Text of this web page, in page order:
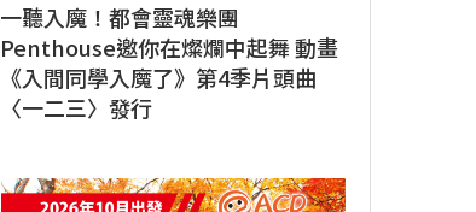
一聽入魔！都會靈魂樂團
Penthouse邀你在燦爛中起舞 動畫
《入間同學入魔了》第4季片頭曲
〈一二三〉發行